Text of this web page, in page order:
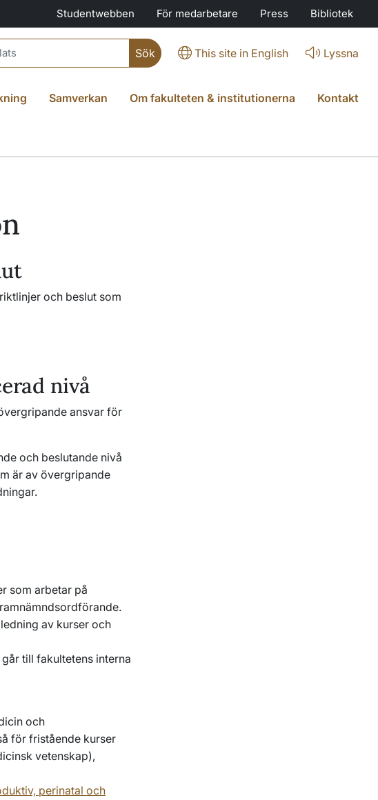
Studentwebben För medarbetare Press Bibliotek
This site in English Lyssna
Samverkan Om fakulteten & institutionerna Kontakt
och beslut som
nivå
ansvar för
och beslutande nivå
är av övergripande
som arbetar på
av kurser och
till fakultetens interna
och
för fristående kurser
vetenskap),
perinatal och